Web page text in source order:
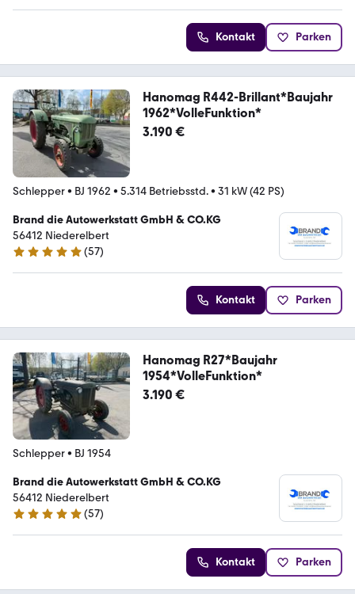
Kontakt Parken
Hanomag R442-Brillant*Baujahr
1962*VolleFunktion*
3.190 €
Schlepper• BJ 1962 • 5.314 Betriebsstd.• 31 kW (42 PS)
Brand die Autowerkstatt GmbH & CO.KG
56412 Niederelbert
4.9 Sterne
(57)
Kontakt Parken
Hanomag R27*Baujahr
1954*VolleFunktion*
3.190 €
Schlepper• BJ 1954
Brand die Autowerkstatt GmbH & CO.KG
56412 Niederelbert
4.9 Sterne
(57)
Kontakt Parken